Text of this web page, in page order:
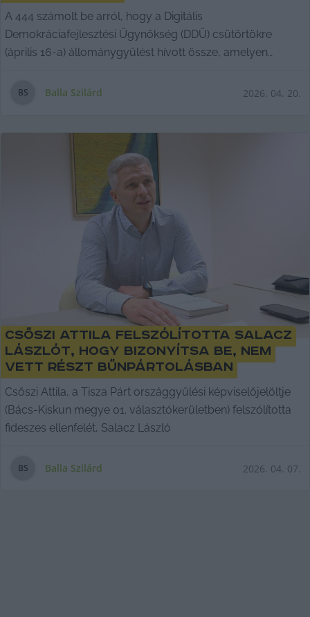
A 444 számolt be arról, hogy a Digitális
Demokráciafejlesztési Ügynökség (DDÜ) csütörtökre
(április 16-a) állománygyűlést hívott össze, amelyen
BS Balla Szilárd 2026. 04. 20.
Csőszi Attila felszólította Salacz
Lászlót, hogy bizonyítsa be, nem
vett részt bűnpártolásban
Csőszi Attila, a Tisza Párt országgyűlési képviselőjelöltje
(Bács-Kiskun megye 01. választókerületben) felszólította
fideszes ellenfelét, Salacz László
BS Balla Szilárd 2026. 04. 07.